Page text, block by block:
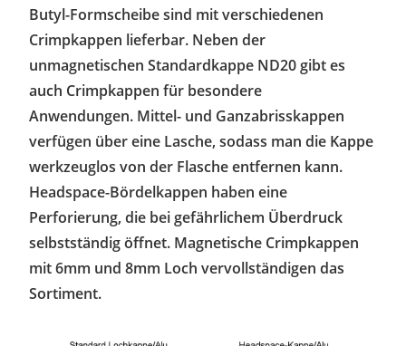
Butyl-Formscheibe sind mit verschiedenen
Crimpkappen lieferbar. Neben der
unmagnetischen Standardkappe ND20 gibt es
auch Crimpkappen für besondere
Anwendungen. Mittel- und Ganzabrisskappen
verfügen über eine Lasche, sodass man die Kappe
werkzeuglos von der Flasche entfernen kann.
Headspace-Bördelkappen haben eine
Perforierung, die bei gefährlichem Überdruck
selbstständig öffnet. Magnetische Crimpkappen
mit 6mm und 8mm Loch vervollständigen das
Sortiment.